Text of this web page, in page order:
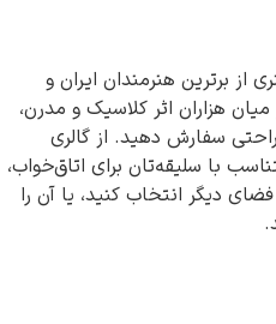
هنرمندان ایران و
اثر کلاسیک و مدرن،
دهید. از گالری
برای اتاق‌خواب،
کنید، یا آن را